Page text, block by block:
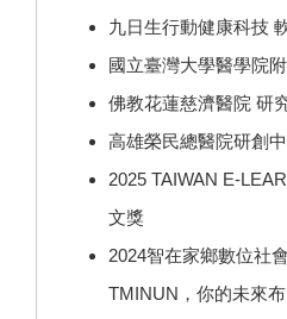
九日生行動健康科技
國立臺灣大學醫學院
佛教花蓮慈濟醫院 研
高雄榮民總醫院研創
2025 TAIWAN E-
文獎
2024智在家鄉數位社
TMINUN，你的未來布